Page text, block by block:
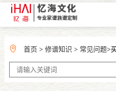
首页 > 修谱知识 > 常见问题>